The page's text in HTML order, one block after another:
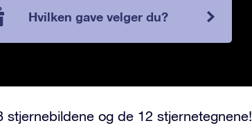
Hvilken gave velger du?
og de 12 stjernetegnene!